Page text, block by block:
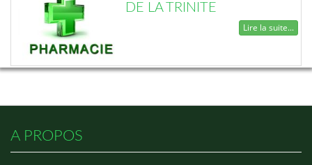
DE LA TRINITE
Lire la suite...
A PROPOS